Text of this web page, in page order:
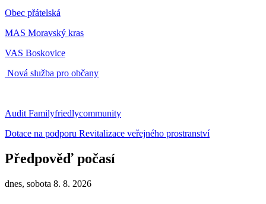
Obec přátelská
MAS Moravský kras
VAS Boskovice
Nová služba pro občany
Audit Familyfriedlycommunity
Dotace na podporu Revitalizace veřejného prostranství
Předpověď počasí
dnes, sobota 8. 8. 2026